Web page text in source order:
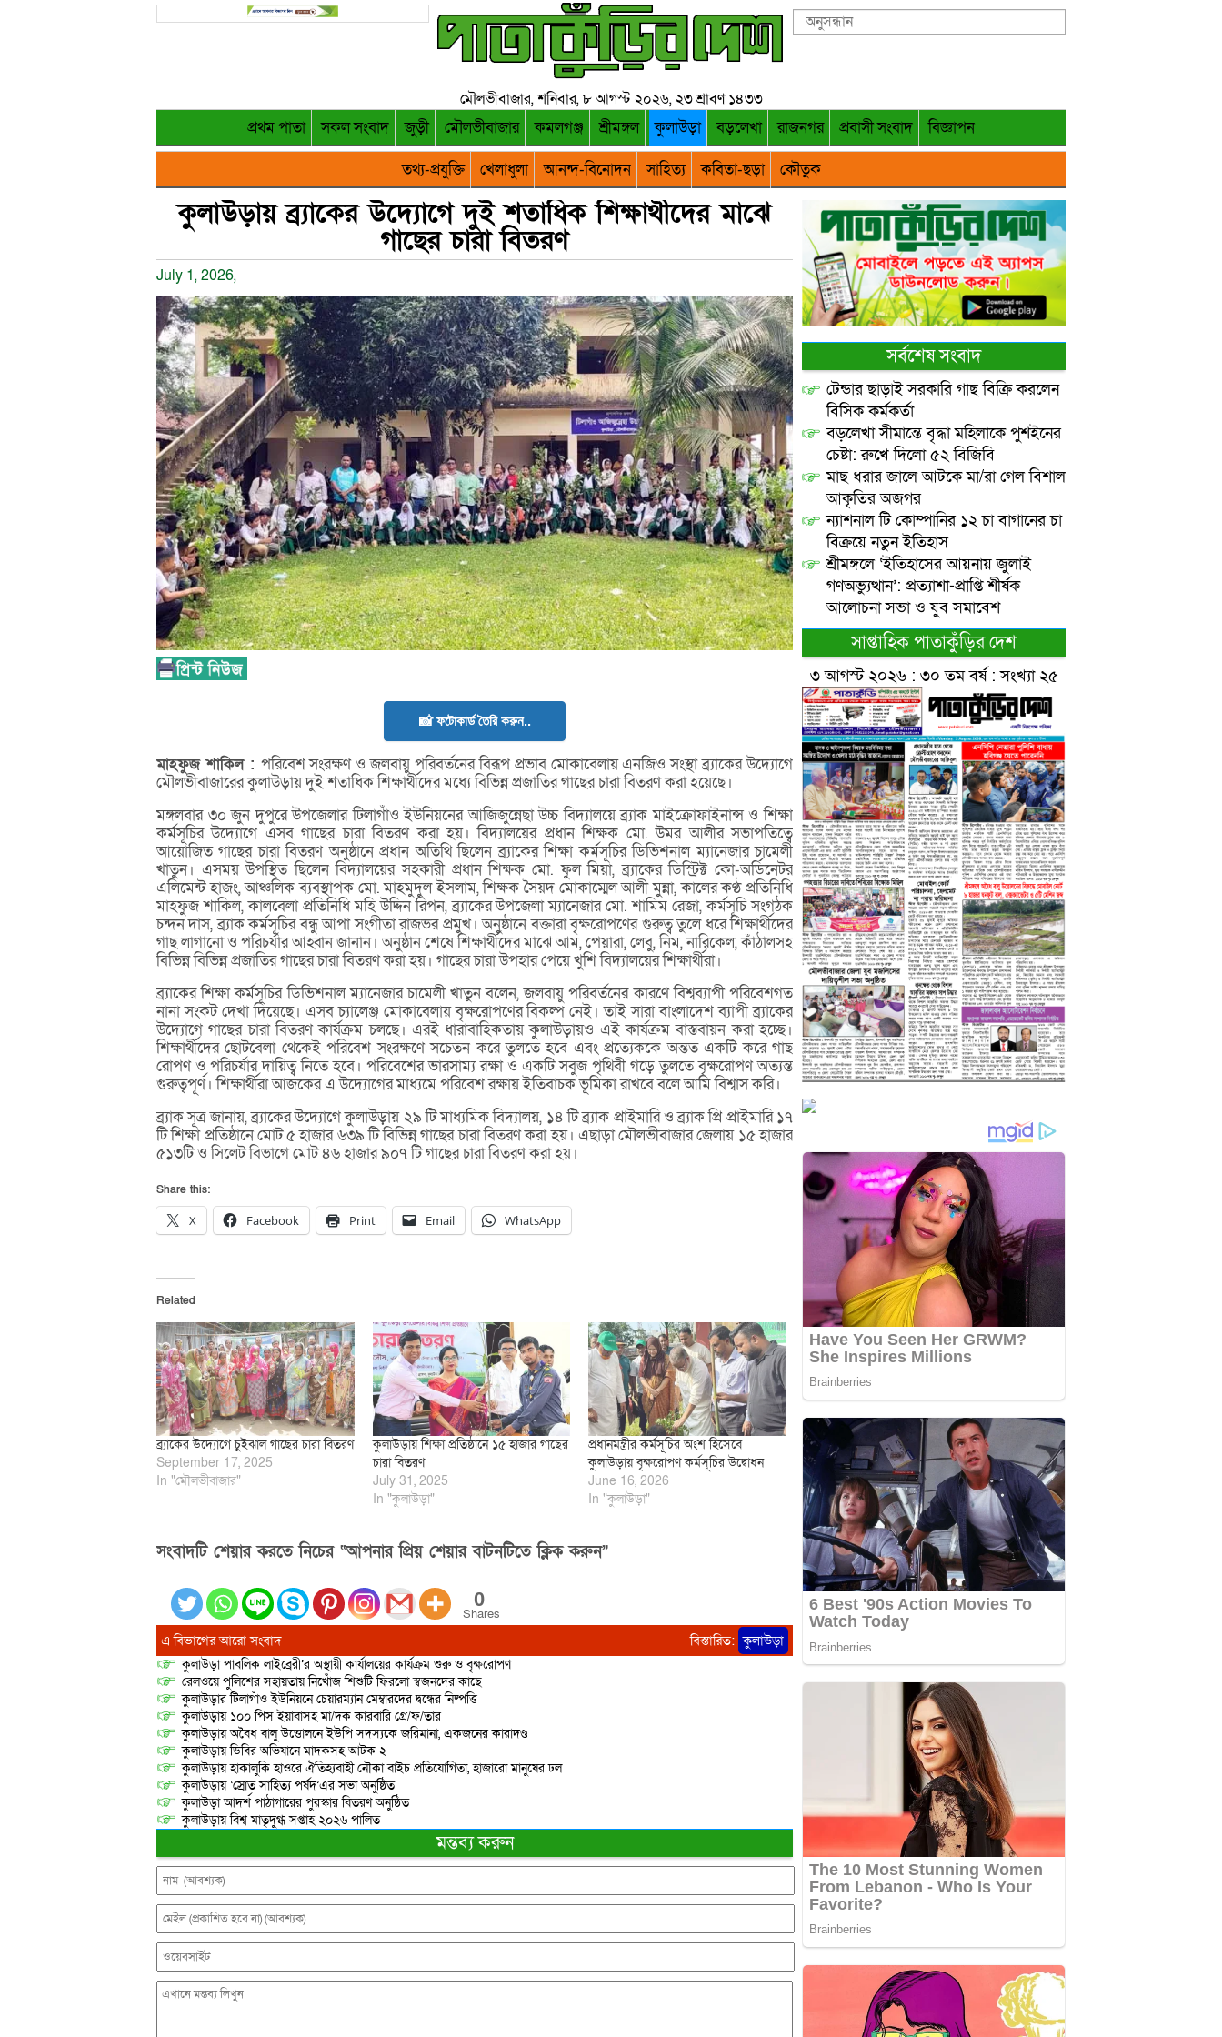
মৌলভীবাজার, শনিবার, ৮ আগস্ট ২০২৬, ২৩ শ্রাবণ ১৪৩৩
প্রথম পাতা সকল সংবাদ জুড়ী মৌলভীবাজার কমলগঞ্জ শ্রীমঙ্গল কুলাউড়া বড়লেখা রাজনগর প্রবাসী সংবাদ
বিজ্ঞাপন
তথ্য-প্রযুক্তি
খেলাধুলা আনন্দ-বিনোদন সাহিত্য কবিতা-ছড়া কৌতুক
কুলাউড়ায় ব্র্যাকের উদ্যোগে দুই শতাধিক শিক্ষার্থীদের মাঝে
গাছের চারা বিতরণ
July 1, 2026,
📸 ফটোকার্ড তৈরি করুন..
মাহফুজশাকিল : পরিবেশ সংরক্ষণ ও জলবায়ু পরিবর্তনের বিরূপ প্রভাব মোকাবেলায় এনজিও সংস্থা ব্র্যাকের উদ্যোগে
মৌলভীবাজারের কুলাউড়ায় দুই শতাধিক শিক্ষার্থীদের মধ্যে বিভিন্ন প্রজাতির গাছের চারা বিতরণ করা হয়েছে।
মঙ্গলবার ৩০ জুন দুপুরে উপজেলার টিলাগাঁও ইউনিয়নের আজিজুন্নেছা উচ্চ বিদ্যালয়ে ব্র্যাক মাইক্রোফাইনান্স ও শিক্ষা
কর্মসূচির উদ্যোগে এসব গাছের চারা বিতরণ করা হয়। বিদ্যালয়ের প্রধান শিক্ষক মো. উমর আলীর সভাপতিত্বে
আয়োজিত গাছের চারা বিতরণ অনুষ্ঠানে প্রধান অতিথি ছিলেন ব্র্যাকের শিক্ষা কর্মসূচির ডিভিশনাল ম্যানেজার চামেলী
খাতুন। এসময় উপস্থিত ছিলেন বিদ্যালয়ের সহকারী প্রধান শিক্ষক মো. ফুল মিয়া, ব্র্যাকের ডিস্ট্রিক্ট কো-অর্ডিনেটর
এলিমেন্ট হাজং, আঞ্চলিক ব্যবস্থাপক মো. মাহমুদুল ইসলাম, শিক্ষক সৈয়দ মোকাম্মেল আলী মুন্না, কালের কণ্ঠ প্রতিনিধি
মাহফুজ শাকিল, কালবেলা প্রতিনিধি মহি উদ্দিন রিপন, ব্র্যাকের উপজেলা ম্যানেজার মো. শামিম রেজা, কর্মসূচি সংগঠক
চন্দন দাস, ব্র্যাক কর্মসূচির বন্ধু আপা সংগীতা রাজভর প্রমুখ। অনুষ্ঠানে বক্তারা বৃক্ষরোপণের গুরুত্ব তুলে ধরে শিক্ষার্থীদের
গাছ লাগানো ও পরিচর্যার আহ্বান জানান। অনুষ্ঠান শেষে শিক্ষার্থীদের মাঝে আম, পেয়ারা, লেবু, নিম, নারিকেল, কাঁঠালসহ
বিভিন্ন বিভিন্ন প্রজাতির গাছের চারা বিতরণ করা হয়। গাছের চারা উপহার পেয়ে খুশি বিদ্যালয়ের শিক্ষার্থীরা।
ব্র্যাকের শিক্ষা কর্মসূচির ডিভিশনাল ম্যানেজার চামেলী খাতুন বলেন, জলবায়ু পরিবর্তনের কারণে বিশ্বব্যাপী পরিবেশগত
নানা সংকট দেখা দিয়েছে। এসব চ্যালেঞ্জ মোকাবেলায় বৃক্ষরোপণের বিকল্প নেই। তাই সারা বাংলাদেশ ব্যাপী ব্র্যাকের
উদ্যোগে গাছের চারা বিতরণ কার্যক্রম চলছে। এরই ধারাবাহিকতায় কুলাউড়ায়ও এই কার্যক্রম বাস্তবায়ন করা হচ্ছে।
শিক্ষার্থীদের ছোটবেলা থেকেই পরিবেশ সংরক্ষণে সচেতন করে তুলতে হবে এবং প্রত্যেককে অন্তত একটি করে গাছ
রোপণ ও পরিচর্যার দায়িত্ব নিতে হবে। পরিবেশের ভারসাম্য রক্ষা ও একটি সবুজ পৃথিবী গড়ে তুলতে বৃক্ষরোপণ অত্যন্ত
গুরুত্বপূর্ণ। শিক্ষার্থীরা আজকের এ উদ্যোগের মাধ্যমে পরিবেশ রক্ষায় ইতিবাচক ভূমিকা রাখবে বলে আমি বিশ্বাস করি।
ব্র্যাক সূত্র জানায়, ব্র্যাকের উদ্যোগে কুলাউড়ায় ২৯ টি মাধ্যমিক বিদ্যালয়, ১৪ টি ব্র্যাক প্রাইমারি ও ব্র্যাক প্রি প্রাইমারি ১৭
টি শিক্ষা প্রতিষ্ঠানে মোট ৫ হাজার ৬৩৯ টি বিভিন্ন গাছের চারা বিতরণ করা হয়। এছাড়া মৌলভীবাজার জেলায় ১৫ হাজার
৫১৩টি ও সিলেট বিভাগে মোট ৪৬ হাজার ৯০৭ টি গাছের চারা বিতরণ করা হয়।
Share this:
X Facebook Print Email WhatsApp
Related
ব্র্যাকের উদ্যোগে চুইঝাল গাছের চারা বিতরণ
September 17, 2025
In "মৌলভীবাজার"
কুলাউড়ায় শিক্ষা প্রতিষ্ঠানে ১৫ হাজার গাছের
চারা বিতরণ
July 31, 2025
In "কুলাউড়া"
প্রধানমন্ত্রীর কর্মসূচির অংশ হিসেবে
কুলাউড়ায় বৃক্ষরোপণ কর্মসূচির উদ্বোধন
June 16, 2026
In "কুলাউড়া"
সংবাদটি শেয়ার করতে নিচের “আপনার প্রিয় শেয়ার বাটনটিতে ক্লিক করুন”
0
Shares
এ বিভাগের আরো সংবাদ বিস্তারিত: কুলাউড়া
কুলাউড়া পাবলিক লাইব্রেরী’র অস্থায়ী কার্যালয়ের কার্যক্রম শুরু ও বৃক্ষরোপণ
রেলওয়ে পুলিশের সহায়তায় নিখোঁজ শিশুটি ফিরলো স্বজনদের কাছে
কুলাউড়ার টিলাগাঁও ইউনিয়নে চেয়ারম্যান মেম্বারদের দ্বন্ধের নিষ্পত্তি
কুলাউড়ায় ১০০ পিস ইয়াবাসহ মা/দক কারবারি গ্রে/ফ/তার
কুলাউড়ায় অবৈধ বালু উত্তোলনে ইউপি সদস্যকে জরিমানা, একজনের কারাদণ্ড
কুলাউড়ায় ডিবির অভিযানে মাদকসহ আটক ২
কুলাউড়ায় হাকালুকি হাওরে ঐতিহ্যবাহী নৌকা বাইচ প্রতিযোগিতা, হাজারো মানুষের ঢল
কুলাউড়ায় ‘স্রোত সাহিত্য পর্ষদ’এর সভা অনুষ্ঠিত
কুলাউড়া আদর্শ পাঠাগারের পুরস্কার বিতরণ অনুষ্ঠিত
কুলাউড়ায় বিশ্ব মাতৃদুগ্ধ সপ্তাহ ২০২৬ পালিত
মন্তব্য করুন
সর্বশেষ সংবাদ
টেন্ডার ছাড়াই সরকারি গাছ বিক্রি করলেন
বিসিক কর্মকর্তা
বড়লেখা সীমান্তে বৃদ্ধা মহিলাকে পুশইনের
চেষ্টা: রুখে দিলো ৫২ বিজিবি
মাছ ধরার জালে আটকে মা/রা গেল বিশাল
আকৃতির অজগর
ন্যাশনাল টি কোম্পানির ১২ চা বাগানের চা
বিক্রয়ে নতুন ইতিহাস
শ্রীমঙ্গলে ‘ইতিহাসের আয়নায় জুলাই
গণঅভ্যুত্থান’: প্রত্যাশা-প্রাপ্তি শীর্ষক
আলোচনা সভা ও যুব সমাবেশ
সাপ্তাহিক পাতাকুঁড়ির দেশ
৩ আগস্ট ২০২৬ : ৩০ তম বর্ষ : সংখ্যা ২৫